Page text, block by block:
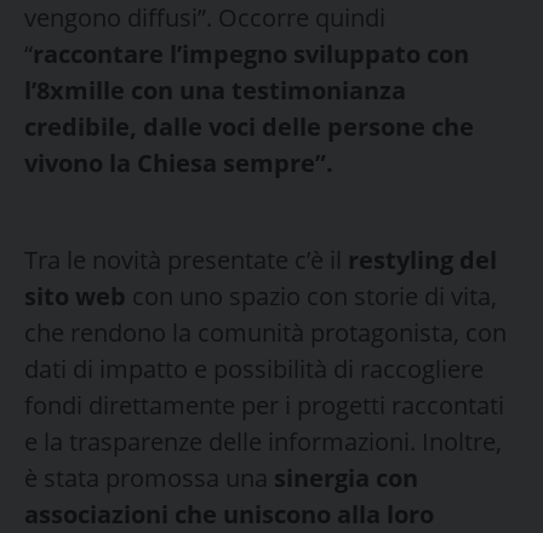
vengono diffusi”. Occorre quindi
“raccontare l’impegno sviluppato con
l’8xmille con una testimonianza
credibile, dalle voci delle persone che
vivono la Chiesa sempre”.
Tra le novità presentate c’è il restyling del
sito web con uno spazio con storie di vita,
che rendono la comunità protagonista, con
dati di impatto e possibilità di raccogliere
fondi direttamente per i progetti raccontati
e la trasparenze delle informazioni. Inoltre,
è stata promossa una sinergia con
associazioni che uniscono alla loro